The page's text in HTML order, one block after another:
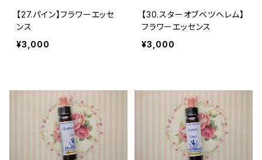
【27.パイン】フラワーエッセ
ンス
¥3,000
【30.スターオブベツヘレム】
フラワーエッセンス
¥3,000